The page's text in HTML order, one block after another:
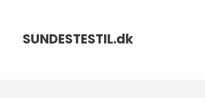
SUNDESTESTIL.dk